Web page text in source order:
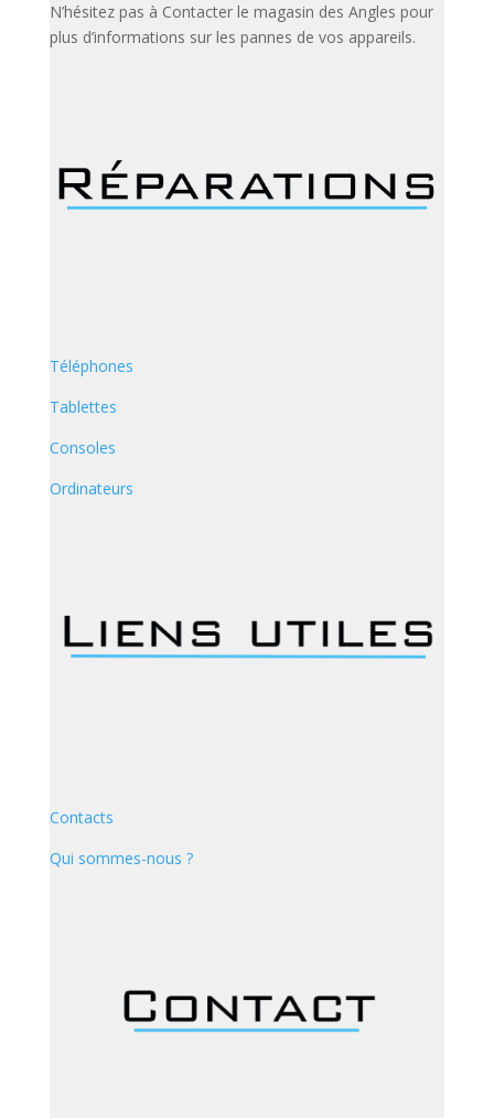
N’hésitez pas à Contacter le magasin des Angles pour
plus d’informations sur les pannes de vos appareils.
Téléphones
Tablettes
Consoles
Ordinateurs
Contacts
Qui sommes-nous ?